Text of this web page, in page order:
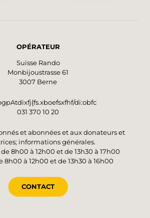
OPÉRATEUR
Suisse Rando
Monbijoustrasse 61
3007 Berne
di:obfc
031 370 10 20
et abonnées et aux donateurs et
informations générales.
8h00 à 12h00 et de 13h30 à 17h00
8h00 à 12h00 et de 13h30 à 16h00
CONTACT